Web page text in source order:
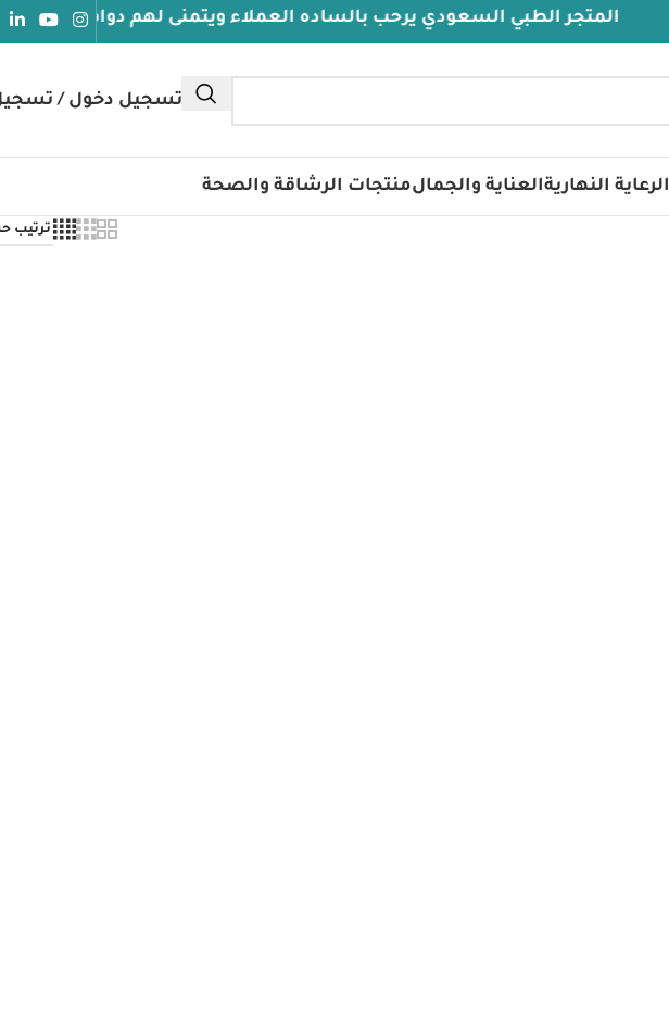
المتجر الطبي السعودي يرحب بالساده العملاء ويتمنى لهم دوام الصحة والعافيه
تسجيل دخول / تسجيل
الرعاية النهاريةالعناية والجمالمنتجات الرشاقة والصحة